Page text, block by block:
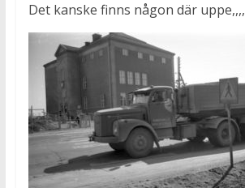
Det kanske finns någon där uppe,,,,